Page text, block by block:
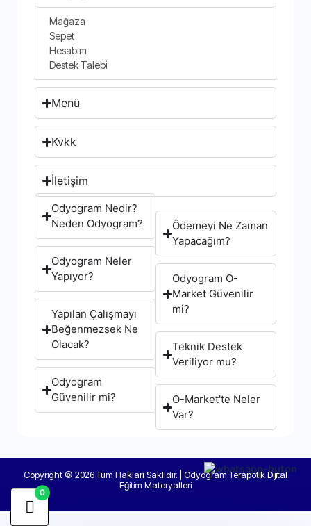
Mağaza
Sepet
Hesabım
Destek Talebi
Menü
Kvkk
İletişim
Odyogram Nedir?
Neden Odyogram?
Odyogram Neler
Yapıyor?
Yapılan Çalışmayı
Beğenmezsek Ne
Olacak?
Odyogram
Güvenilir mi?
Ödemeyi Ne Zaman
Yapacağım?
Odyogram O-
Market Güvenilir
mi?
Teknik Destek
Veriliyor mu?
O-Market'te Neler
Var?
Copyright © 2026 Tüm Hakları Saklıdır. | Odyogram Terapötik Dijital
Eğitim Materyalleri
0